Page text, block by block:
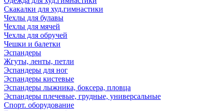
Скакалки для худ.гимнастики
Чехлы для булавы
Чехлы для мячей
Чехлы для обручей
Чешки и балетки
Эспандеры
Жгуты, ленты, петли
Эспандеры для ног
Эспандеры кистевые
Эспандеры лыжника, боксера, пловца
Эспандеры плечевые, грудные, универсальные
Спорт. оборудование